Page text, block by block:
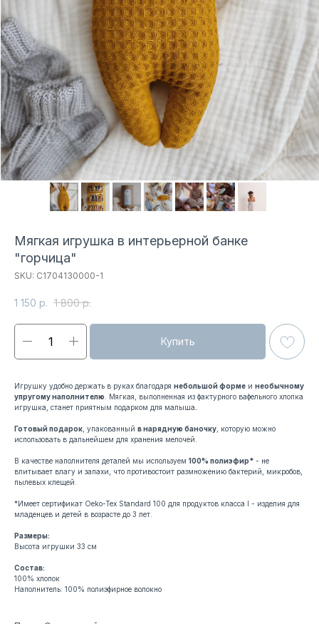
Мягкая игрушка в интерьерной банке
"горчица"
SKU: С1704130000-1
1 150 р. 1 800 р.
Купить
Игрушку удобно держать в руках благодаря небольшой форме и необычному
упругому наполнителю ​. Мягкая, выполненная из фактурного вафельного хлопка
игрушка, станет приятным подарком для малыша.
Готовый подарок , упакованный в нарядную баночку , которую можно
использовать в дальнейшем для хранения мелочей.
В качестве наполнителя деталей мы используем 100% полиэфир* - не
впитывает влагу и запахи, что противостоит размножению бактерий, микробов,
пылевых клещей.
*​Имеет сертификат Oeko-Tex Standard 100 для продуктов класса I - изделия для
младенцев и детей в возрасте до 3 лет.​
Размеры:
Высота игрушки 33 см
Состав:
100% хлопок
Наполнитель: 100% полиэфирное волокно